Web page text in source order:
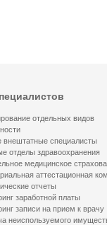
отдельных видов
внештатные специалисты
отделы здравоохранения
медицинское
аттестационная
отчеты
заработной платы
записи на прием к врачу
неиспользуемого